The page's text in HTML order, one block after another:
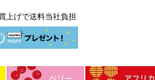
上げで送料当社負担